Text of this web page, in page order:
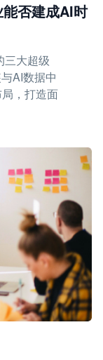
否建成AI时
三大超级
AI数据中
，打造面